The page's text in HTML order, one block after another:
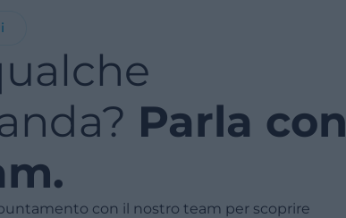
Parla con
con il nostro team per scoprire